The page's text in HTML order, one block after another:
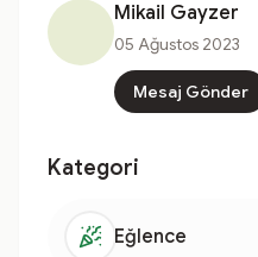
Mikail Gayzer
05 Ağustos 2023
Mesaj Gönder
Kategori
Eğlence